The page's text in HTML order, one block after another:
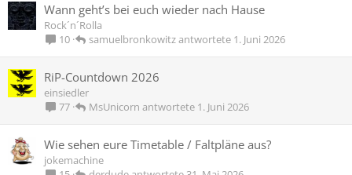
Wann geht’s bei euch wieder nach Hause
Rock´n´Rolla
10
1. Juni 2026
samuelbronkowitz
RiP-Countdown 2026
einsiedler
77
1. Juni 2026
MsUnicorn
Wie sehen eure Timetable / Faltpläne aus?
jokemachine